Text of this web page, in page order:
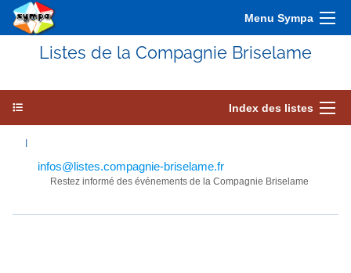
Menu Sympa
Listes de la Compagnie Briselame
Index des listes
I
infos@listes.compagnie-briselame.fr
Restez informé des événements de la Compagnie Briselame